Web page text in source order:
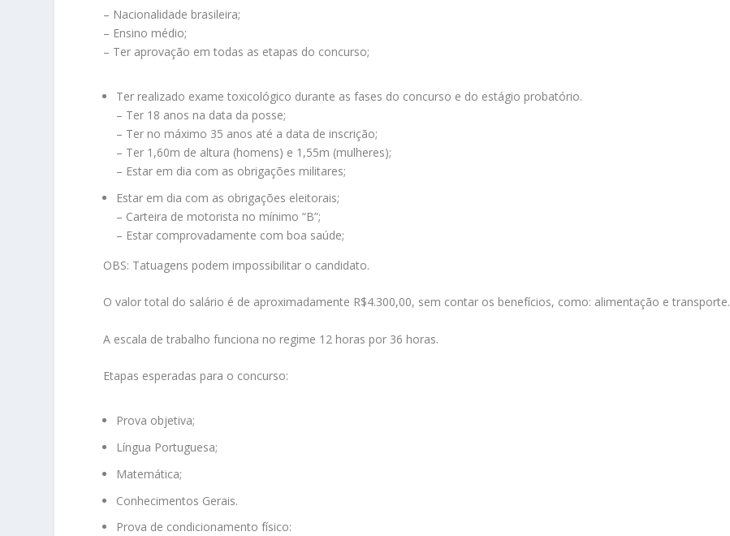
– Nacionalidade brasileira;
– Ensino médio;
– Ter aprovação em todas as etapas do concurso;
Ter realizado exame toxicológico durante as fases do concurso e do estágio probatório.
– Ter 18 anos na data da posse;
– Ter no máximo 35 anos até a data de inscrição;
– Ter 1,60m de altura (homens) e 1,55m (mulheres);
– Estar em dia com as obrigações militares;
Estar em dia com as obrigações eleitorais;
– Carteira de motorista no mínimo “B”;
– Estar comprovadamente com boa saúde;
OBS: Tatuagens podem impossibilitar o candidato.
O valor total do salário é de aproximadamente R$4.300,00, sem contar os benefícios, como: alimentação e transporte.
A escala de trabalho funciona no regime 12 horas por 36 horas.
Etapas esperadas para o concurso:
Prova objetiva;
Língua Portuguesa;
Matemática;
Conhecimentos Gerais.
Prova de condicionamento físico: